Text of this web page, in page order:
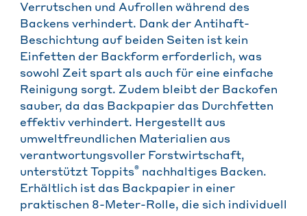
Verrutschen und Aufrollen während des
Backens verhindert. Dank der Antihaft-
Beschichtung auf beiden Seiten ist kein
Einfetten der Backform erforderlich, was
sowohl Zeit spart als auch für eine einfache
Reinigung sorgt. Zudem bleibt der Backofen
sauber, da das Backpapier das Durchfetten
effektiv verhindert. Hergestellt aus
umweltfreundlichen Materialien aus
verantwortungsvoller Forstwirtschaft,
unterstützt Toppits® nachhaltiges Backen.
Erhältlich ist das Backpapier in einer
praktischen 8-Meter-Rolle, die sich individuell